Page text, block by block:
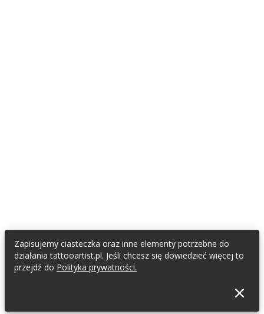
Zapisujemy ciasteczka oraz inne elementy potrzebne do
działania tattooartist.pl. Jeśli chcesz się dowiedzieć więcej to
przejdź do Polityka prywatności.